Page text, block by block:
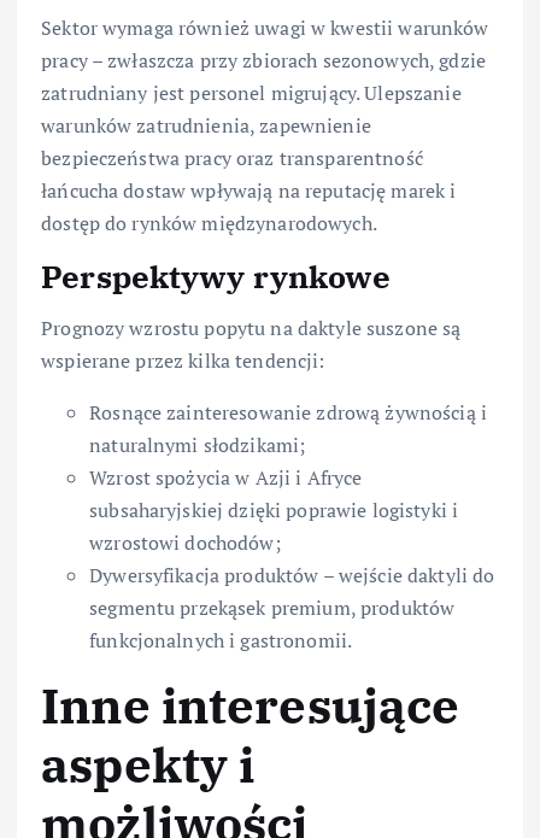
Sektor wymaga również uwagi w kwestii warunków
pracy – zwłaszcza przy zbiorach sezonowych, gdzie
zatrudniany jest personel migrujący. Ulepszanie
warunków zatrudnienia, zapewnienie
bezpieczeństwa pracy oraz transparentność
łańcucha dostaw wpływają na reputację marek i
dostęp do rynków międzynarodowych.
Perspektywy rynkowe
Prognozy wzrostu popytu na daktyle suszone są
wspierane przez kilka tendencji:
Rosnące zainteresowanie zdrową żywnością i
naturalnymi słodzikami;
Wzrost spożycia w Azji i Afryce
subsaharyjskiej dzięki poprawie logistyki i
wzrostowi dochodów;
Dywersyfikacja produktów – wejście daktyli do
segmentu przekąsek premium, produktów
funkcjonalnych i gastronomii.
Inne interesujące
aspekty i
możliwości